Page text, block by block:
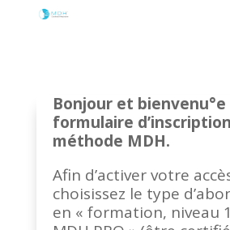
Bonjour et bienvenu°e
formulaire
méthode MDH.
Afin d’activer votre
choisissez le type
en « formation, niveau